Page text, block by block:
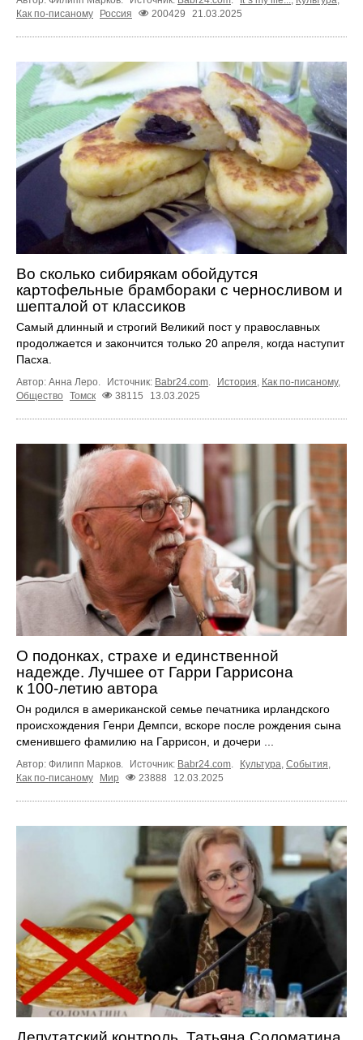
Как по-писаному
Россия 200429 21.03.2025
Во сколько сибирякам обойдутся
картофельные брамбораки с черносливом и
шепталой от классиков
Самый длинный и строгий Великий пост у православных
продолжается и закончится только 20 апреля, когда наступит
Пасха.
Автор: Анна Леро. Источник: Babr24.com. История, Как по-писаному,
Общество
Томск 38115 13.03.2025
О подонках, страхе и единственной
надежде. Лучшее от Гарри Гаррисона
к 100‑летию автора
Он родился в американской семье печатника ирландского
происхождения Генри Демпси, вскоре после рождения сына
сменившего фамилию на Гаррисон, и дочери ...
Автор: Филипп Марков. Источник: Babr24.com Культура События
Как по-писаному
Мир 23888 12.03.2025